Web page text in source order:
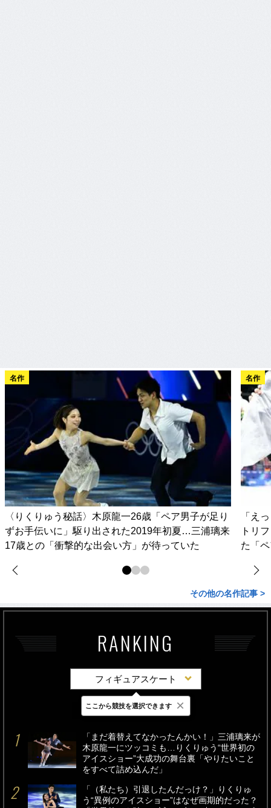
名作
〈りくりゅう秘話〉木原龍一26歳「ペア男子が足り
ずお手伝いに」駆り出された2019年初夏…三浦璃来
17歳との「衝撃的な出会い方」が待っていた
名作
「え
トリ
た「
その他の名作記事 >
RANKING
フィギュアスケート
最新 24時間 週間
「まだ着替えてなかったんかい！」三浦璃来が
木原龍一にツッコミも…りくりゅう“世界初の
アイスショー”大成功の舞台裏「やりたいこと
をすべて詰め込んだ」
「（私たち）引退したんだっけ？」りくりゅ
う“異例のアイスショー”はなぜ画期的だった？
ここから競技を選択できます ×